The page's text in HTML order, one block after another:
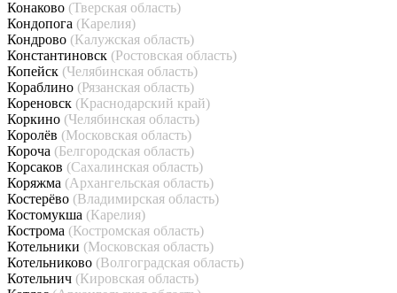
Конаково (Тверская область)
Кондопога (Карелия)
Кондрово (Калужская область)
Константиновск (Ростовская область)
Копейск (Челябинская область)
Кораблино (Рязанская область)
Кореновск (Краснодарский край)
Коркино (Челябинская область)
Королёв (Московская область)
Короча (Белгородская область)
Корсаков (Сахалинская область)
Коряжма (Архангельская область)
Костерёво (Владимирская область)
Костомукша (Карелия)
Кострома (Костромская область)
Котельники (Московская область)
Котельниково (Волгоградская область)
Котельнич (Кировская область)